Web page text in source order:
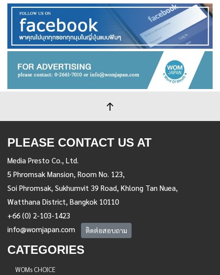
PLEASE CONTACT US AT
Media Presto Co., Ltd.
5 Phromsak Mansion, Room No. 123,
Soi Phromsak, Sukhumvit 39 Road, Khlong Tan Nuea,
Watthana District, Bangkok 10110
+66 (0) 2-103-1423
info@womjapan.com
ติดต่อสอบถาม
CATEGORIES
WOMs CHOICE